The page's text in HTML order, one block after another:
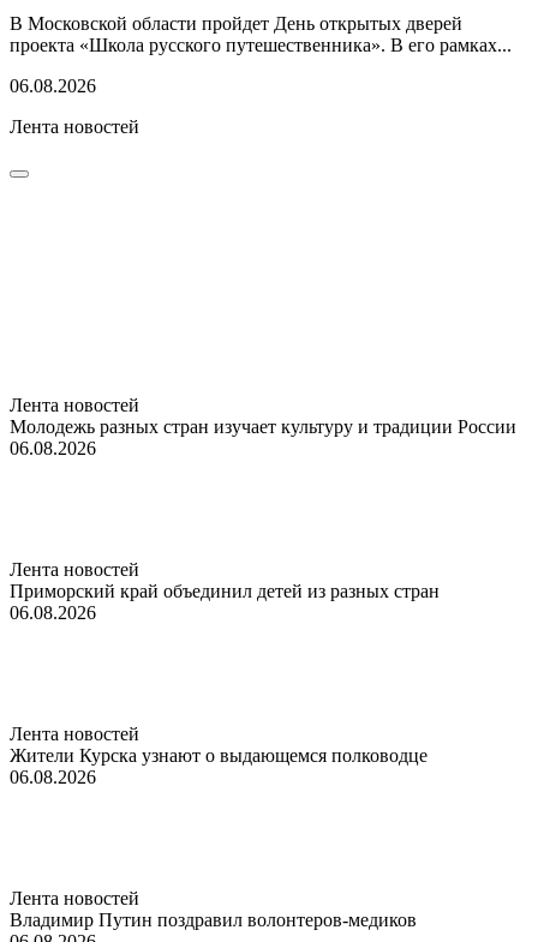
В Московской области пройдет День открытых дверей
проекта «Школа русского путешественника». В его рамках...
06.08.2026
Лента новостей
Лента новостей
Молодежь разных стран изучает культуру и традиции России
06.08.2026
Лента новостей
Приморский край объединил детей из разных стран
06.08.2026
Лента новостей
Жители Курска узнают о выдающемся полководце
06.08.2026
Лента новостей
Владимир Путин поздравил волонтеров-медиков